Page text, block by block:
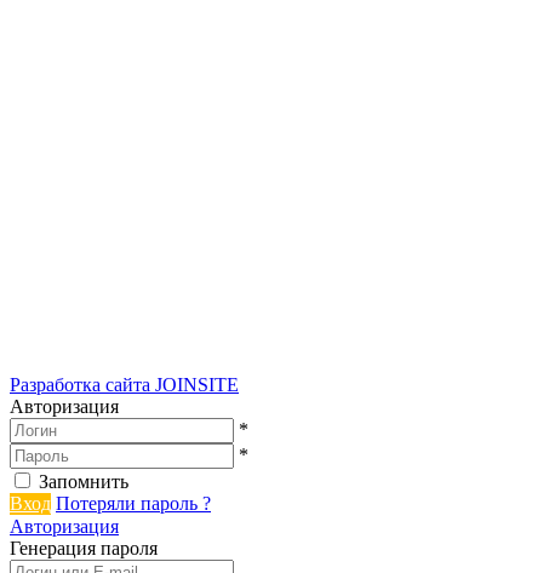
Разработка сайта JOINSITE
Авторизация
*
*
Запомнить
Вход Потеряли пароль ?
Авторизация
Генерация пароля